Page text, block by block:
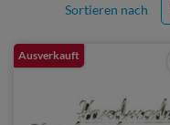
Sortieren nach
Ausverkauft